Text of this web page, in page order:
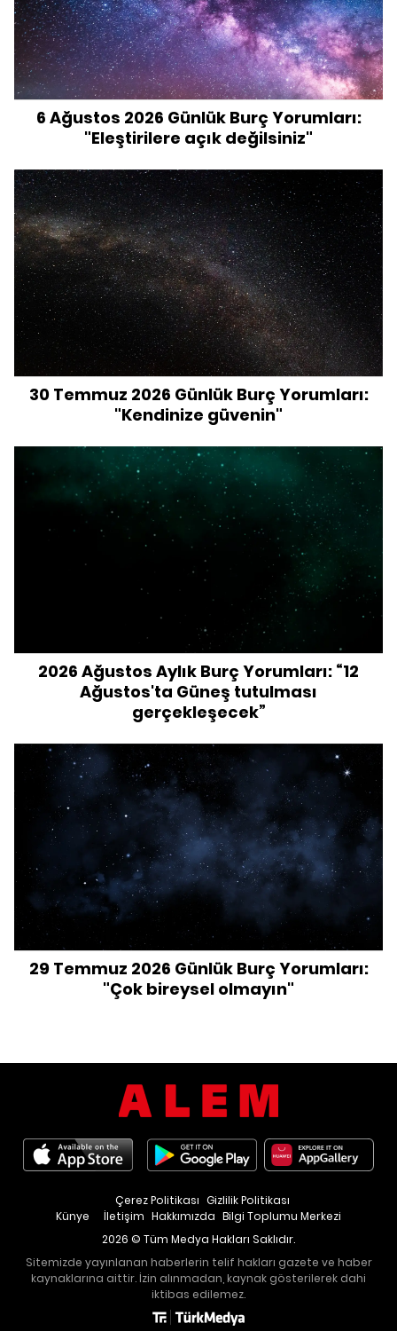
6 Ağustos 2026 Günlük Burç Yorumları:
"Eleştirilere açık değilsiniz"
30 Temmuz 2026 Günlük Burç Yorumları:
"Kendinize güvenin"
2026 Ağustos Aylık Burç Yorumları: “12
Ağustos'ta Güneş tutulması
gerçekleşecek”
29 Temmuz 2026 Günlük Burç Yorumları:
"Çok bireysel olmayın"
Künye İletişim Hakkımızda Bilgi Toplumu Merkezi
Çerez Politikası Gizlilik Politikası
2026 © Tüm Medya Hakları Saklıdır.
Sitemizde yayınlanan haberlerin telif hakları gazete ve haber
kaynaklarına aittir. İzin alınmadan, kaynak gösterilerek dahi
iktibas edilemez.